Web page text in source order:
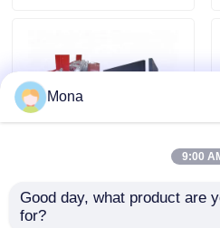
Νέα
Κεραμικό σκάφος της
Κεραμικό σκάφος της
15mm πάχος
καουτσούκ
Mona
9:00
Good day, what product are
for?